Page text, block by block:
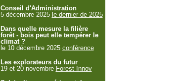
Conseil d'Administration
5 décembre 2025 le dernier de 2025
Dans quelle mesure la filière
forêt - bois peut elle tempérer le
climat ?
le 10 décembre 2025 conférence
Les explorateurs du futur
19 et 20 novembre Forest Innov